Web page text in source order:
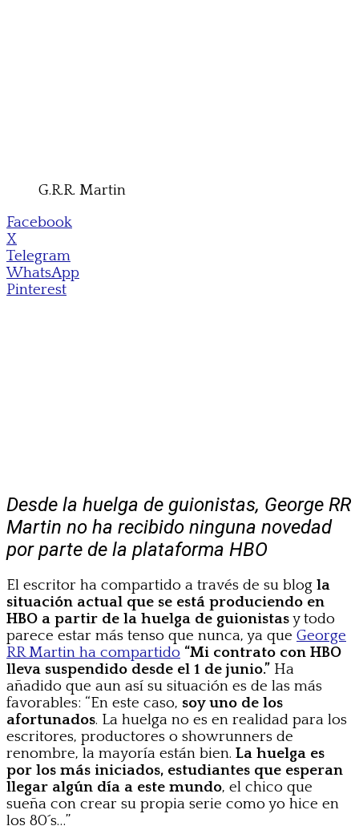
G.R.R. Martin
Facebook
X
Telegram
WhatsApp
Pinterest
Desde la huelga de guionistas, George RR
Martin no ha recibido ninguna novedad
por parte de la plataforma HBO
El escritor ha compartido a través de su blog la
situación actual que se está produciendo en
HBO a partir de la huelga de guionistasy todo
parece estar más tenso que nunca, ya que George
RR Martin ha compartido “Mi contrato con HBO
lleva suspendido desde el 1 de junio.” Ha
añadido que aun así su situación es de las más
favorables: “En este caso, soy uno de los
afortunados. La huelga no es en realidad para los
escritores, productores o showrunners de
renombre, la mayoría están bien. La huelga es
por los más iniciados, estudiantes que esperan
llegar algún día a este mundo, el chico que
sueña con crear su propia serie como yo hice en
los 80´s…”